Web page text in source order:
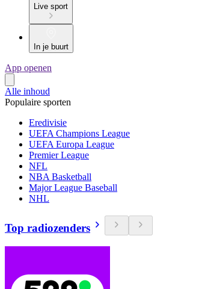
Live sport
In je buurt
App openen
Alle inhoud
Populaire sporten
Eredivisie
UEFA Champions League
UEFA Europa League
Premier League
NFL
NBA Basketball
Major League Baseball
NHL
Top radiozenders